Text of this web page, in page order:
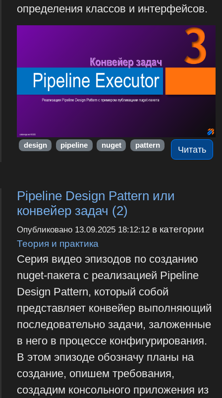
определения классов и интерфейсов.
Читать
design pipeline nuget pattern
Pipeline Design Pattern или
конвейер задач (2)
Опубликовано 13.09.2025 18:12:12в категории
Теория и практика
Серия видео эпизодов по созданию
nuget-пакета с реализацией Pipeline
Design Pattern, который собой
представляет конвейер выполняющий
последовательно задачи, заложенные
в него в процессе конфигурирования.
В этом эпизоде обозначу планы на
создание, опишем требования,
создадим консольного приложения из